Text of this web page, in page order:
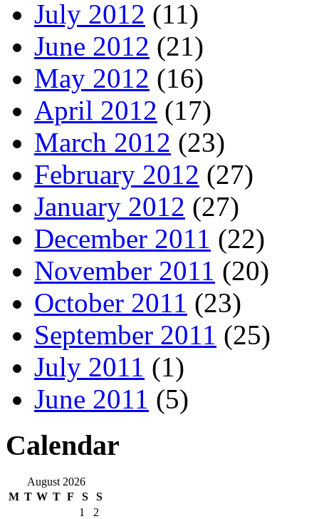
July 2012 (11)
June 2012 (21)
May 2012 (16)
April 2012 (17)
March 2012 (23)
February 2012 (27)
January 2012 (27)
December 2011 (22)
November 2011 (20)
October 2011 (23)
September 2011 (25)
July 2011 (1)
June 2011 (5)
Calendar
August 2026
M T W T F S
S
1
2